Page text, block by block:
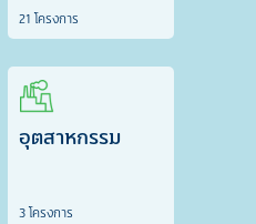
21 โครงการ
อุตสาหกรรม
3 โครงการ